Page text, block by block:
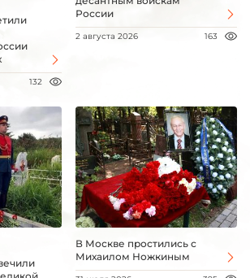
132
России
2 августа 2026 163
В Москве простились с
Михаилом Ножкиным